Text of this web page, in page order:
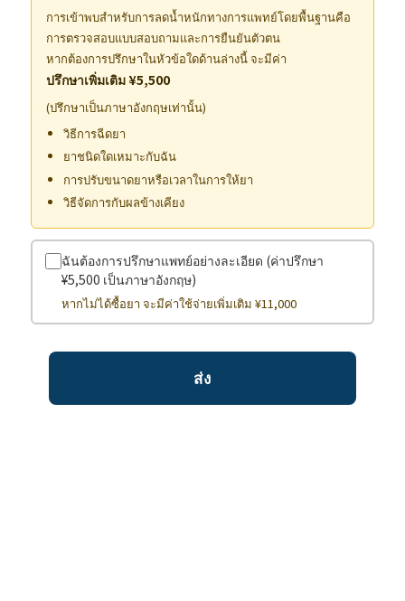
การเข้าพบสำหรับการลดน้ำหนักทางการแพทย์โดยพื้นฐานคือ
การตรวจสอบแบบสอบถามและการยืนยันตัวตน
หากต้องการปรึกษาในหัวข้อใดด้านล่างนี้ จะมีค่า
ปรึกษาเพิ่มเติม ¥5,500
(ปรึกษาเป็นภาษาอังกฤษเท่านั้น)
วิธีการฉีดยา
ยาชนิดใดเหมาะกับฉัน
การปรับขนาดยาหรือเวลาในการให้ยา
วิธีจัดการกับผลข้างเคียง
ฉันต้องการปรึกษาแพทย์อย่างละเอียด (ค่าปรึกษา
¥5,500 เป็นภาษาอังกฤษ)
หากไม่ได้ซื้อยา จะมีค่าใช้จ่ายเพิ่มเติม ¥11,000
ส่ง